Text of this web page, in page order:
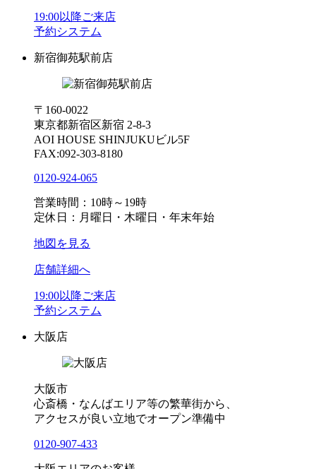
19:00以降ご来店
予約システム
新宿御苑駅前店
〒160-0022
東京都新宿区新宿 2-8-3
AOI HOUSE SHINJUKUビル5F
FAX:092-303-8180
0120-924-065
営業時間：10時～19時
定休日：月曜日・木曜日・年末年始
地図を見る
店舗詳細へ
19:00以降ご来店
予約システム
大阪店
大阪市
心斎橋・なんばエリア等の繁華街から、
アクセスが良い立地でオープン準備中
0120-907-433